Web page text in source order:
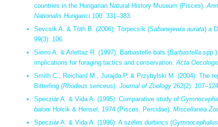
countries in the Hungarian Natural History Museum (Pisces).
Nationalis Hungarici 100: 331–383.
Sevcsik A. & Tóth B. (2006): Törpecsík (Sabanejewia aurata) a
99(3): 106.
Sierro A. & Arlettaz R. (1997): Barbastelle bats (Barbastella
implications for foraging tactics and conservation.Acta
Smith C., Reichard M., Jurajda P. & Przybylski M. (2004): The
Bitterling (Rhodeus sericeus). Journal of Zoology 262(2):
Specziár A. & Vida A. (1995): Comparative study of
baloni Holcik & Hensel, 1974 (Pisces, Percidae). Miscellanea
Specziár A. & Vida A. (1996): A széles durbincs (